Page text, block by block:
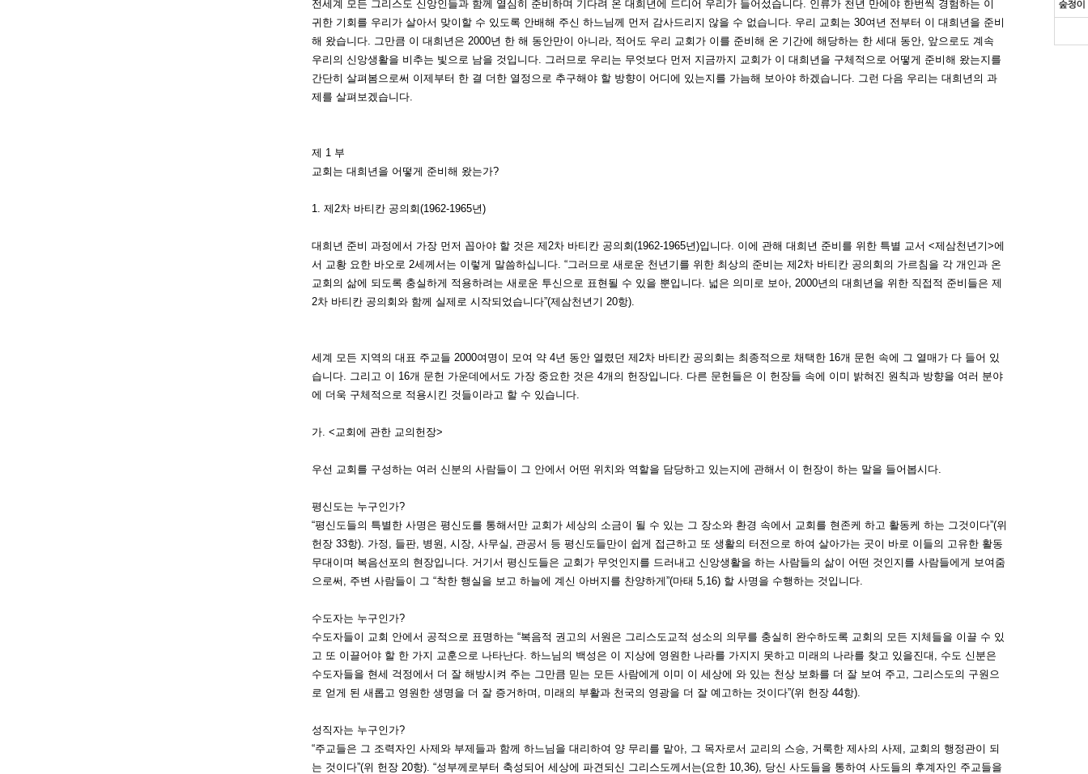
전세계 모든 그리스도 신앙인들과 함께 열심히 준비하며 기다려 온 대희년에 드디어 우리가 들어섰습니다. 인류가 천년 만에야 한번씩 경험하는 이
귀한 기회를 우리가 살아서 맞이할 수 있도록 안배해 주신 하느님께 먼저 감사드리지 않을 수 없습니다. 우리 교회는 30여년 전부터 이 대희년을 준비
해 왔습니다. 그만큼 이 대희년은 2000년 한 해 동안만이 아니라, 적어도 우리 교회가 이를 준비해 온 기간에 해당하는 한 세대 동안, 앞으로도 계속
우리의 신앙생활을 비추는 빛으로 남을 것입니다. 그러므로 우리는 무엇보다 먼저 지금까지 교회가 이 대희년을 구체적으로 어떻게 준비해 왔는지를
간단히 살펴봄으로써 이제부터 한 결 더한 열정으로 추구해야 할 방향이 어디에 있는지를 가늠해 보아야 하겠습니다. 그런 다음 우리는 대희년의 과
제를 살펴보겠습니다.
제 1 부
교회는 대희년을 어떻게 준비해 왔는가?
1. 제2차 바티칸 공의회(1962-1965년)
대 희년 준비 과정에서 가장 먼저 꼽아야 할 것은 제2차 바티칸 공의회(1962-1965년)입니다. 이에 관해 대희년 준비를 위한 특별 교서 <제삼천년기>에
서 교황 요한 바오로 2세께서는 이렇게 말씀하십니다. “그러므로 새로운 천년기를 위한 최상의 준비는 제2차 바티칸 공의회의 가르침을 각 개인과 온
교회의 삶에 되도록 충실하게 적용하려는 새로운 투신으로 표현될 수 있을 뿐입니다. 넓은 의미로 보아, 2000년의 대희년을 위한 직접적 준비들은 제
2차 바티칸 공의회와 함께 실제로 시작되었습니다”(제삼천년기 20항).
세계 모든 지역의 대표 주교들 2000여명이 모여 약 4년 동안 열렸던 제2차 바티칸 공의회는 최종적으로 채택한 16개 문헌 속에 그 열매가 다 들어 있
습니다. 그리고 이 16개 문헌 가운데에서도 가장 중요한 것은 4개의 헌장입니다. 다른 문헌들은 이 헌장들 속에 이미 밝혀진 원칙과 방향을 여러 분야
에 더욱 구체적으로 적용시킨 것들이라고 할 수 있습니다.
가. <교회에 관한 교의헌장>
우선 교회를 구성하는 여러 신분의 사람들이 그 안에서 어떤 위치와 역할을 담당하고 있는지에 관해서 이 헌장이 하는 말을 들어봅시다.
평신도는 누구인가?
“평신도들의 특별한 사명은 평신도를 통해서만 교회가 세상의 소금이 될 수 있는 그 장소와 환경 속에서 교회를 현존케 하고 활동케 하는 그것이다”(위
헌장 33항). 가정, 들판, 병원, 시장, 사무실, 관공서 등 평신도들만이 쉽게 접근하고 또 생활의 터전으로 하여 살아가는 곳이 바로 이들의 고유한 활동
무대이며 복음선포의 현장입니다. 거기서 평신도들은 교회가 무엇인지를 드러내고 신앙생활을 하는 사람들의 삶이 어떤 것인지를 사람들에게 보여줌
으로써, 주변 사람들이 그 “착한 행실을 보고 하늘에 계신 아버지를 찬양하게”(마태 5,16) 할 사명을 수행하는 것입니다.
수도자는 누구인가?
수도자들이 교회 안에서 공적으로 표명하는 “복음적 권고의 서원은 그리스도교적 성소의 의무를 충실히 완수하도록 교회의 모든 지체들을 이끌 수 있
고 또 이끌어야 할 한 가지 교훈으로 나타난다. 하느님의 백성은 이 지상에 영원한 나라를 가지지 못하고 미래의 나라를 찾고 있을진대, 수도 신분은
수도자들을 현세 걱정에서 더 잘 해방시켜 주는 그만큼 믿는 모든 사람에게 이미 이 세상에 와 있는 천상 보화를 더 잘 보여 주고, 그리스도의 구원으
로 얻게 된 새롭고 영원한 생명을 더 잘 증거하며, 미래의 부활과 천국의 영광을 더 잘 예고하는 것이다”(위 헌장 44항).
성직자는 누구인가?
“주교들은 그 조력자인 사제와 부제들과 함께 하느님을 대리하여 양 무리를 맡아, 그 목자로서 교리의 스승, 거룩한 제사의 사제, 교회의 행정관이 되
는 것이다”(위 헌장 20항). “성부께로부터 축성되어 세상에 파견되신 그리스도께서는(요한 10,36), 당신 사도들을 통하여 사도들의 후계자인 주교들을